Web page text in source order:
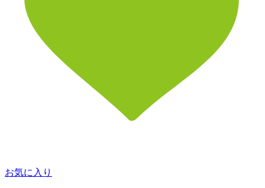
お気に入り